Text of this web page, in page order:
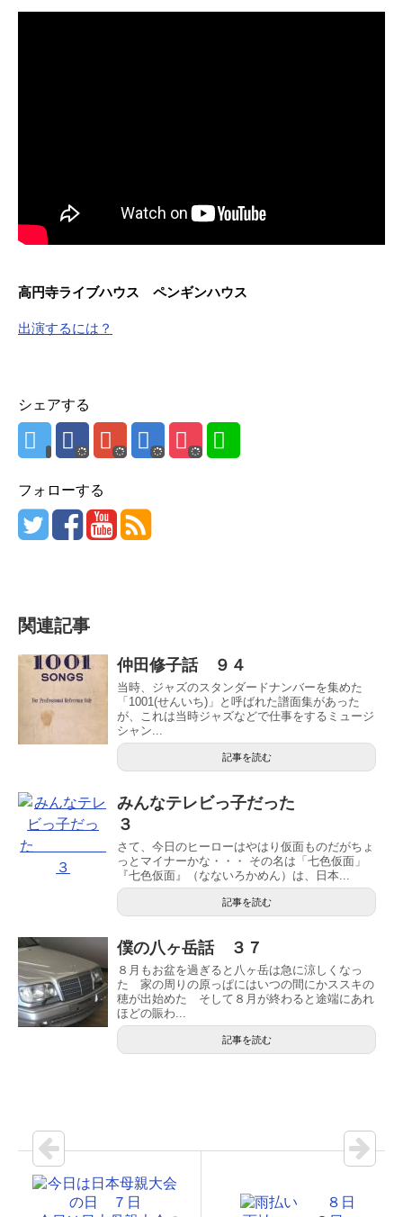
高円寺ライブハウス ペンギンハウス
出演するには？
シェアする
フォローする
関連記事
仲田修子話 ９４
当時、ジャズのスタンダードナンバーを集めた
「1001(せんいち)」と呼ばれた譜面集があった
が、これは当時ジャズなどで仕事をするミュージ
シャン...
記事を読む
みんなテレビっ子だった
３
さて、今日のヒーローはやはり仮面ものだがちょ
っとマイナーかな・・・ その名は「七色仮面」
『七色仮面』（なないろかめん）は、日本...
記事を読む
僕の八ヶ岳話 ３７
８月もお盆を過ぎると八ヶ岳は急に涼しくなっ
た 家の周りの原っぱにはいつの間にかススキの
穂が出始めた そして８月が終わると途端にあれ
ほどの賑わ...
記事を読む